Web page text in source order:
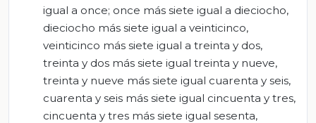
igual a once; once más siete igual a dieciocho,
dieciocho más siete igual a veinticinco,
veinticinco más siete igual a treinta y dos,
treinta y dos más siete igual treinta y nueve,
treinta y nueve más siete igual cuarenta y seis,
cuarenta y seis más siete igual cincuenta y tres,
cincuenta y tres más siete igual sesenta,